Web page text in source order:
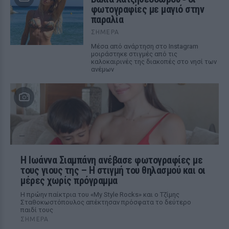
φωτογραφίες με μαγιό στην
παραλία
ΣΉΜΕΡΑ
Μέσα από ανάρτηση στο Instagram
μοιράστηκε στιγμές από τις
καλοκαιρινές της διακοπές στο νησί των
ανέμων
H Ιωάννα Σιαμπάνη ανέβασε φωτογραφίες με
τους γιους της – Η στιγμή του θηλασμού και οι
μέρες χωρίς πρόγραμμα
Η πρώην παίκτρια του «My Style Rocks» και ο Τζίμης
Σταθοκωστόπουλος απέκτησαν πρόσφατα το δεύτερο
παιδί τους
ΣΉΜΕΡΑ